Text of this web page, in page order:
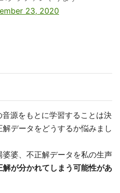
23, 2020
源をもとに学習することは決
データをどうするか悩みまし
婆、不正解データを私の生声
解が分かれてしまう可能性があ